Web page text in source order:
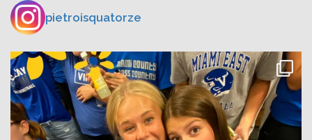
pietroisquatorze